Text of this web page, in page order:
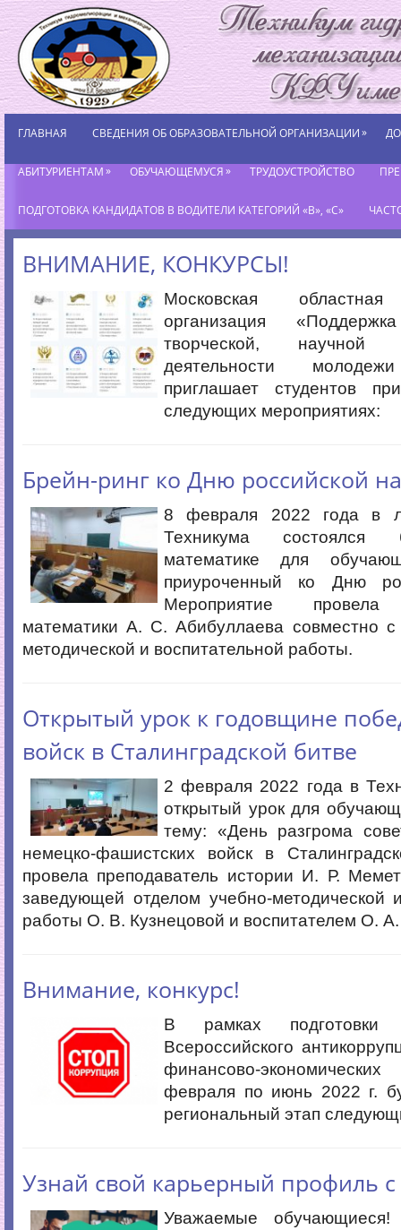
ГЛАВНАЯ СВЕДЕНИЯ ОБ ОБРАЗОВАТЕЛЬНОЙ ОРГАНИЗАЦИИ»
АБИТУРИЕНТАМ» ОБУЧАЮЩЕМУСЯ» ТРУДОУСТРОЙСТВО
ПОДГОТОВКА КАНДИДАТОВ В ВОДИТЕЛИ КАТЕГОРИЙ «В», «С»
ВНИМАНИЕ, КОНКУРСЫ!
Московская областная
организация
творческой, научной
деятельности
приглашает студентов
следующих мероприятиях:
Брейн-ринг ко Дню российской
8 февраля 2022 года в
Техникума состоялся
математике для
приуроченный ко Дню
Мероприятие провела
математики А. С. Абибуллаева совместно с
методической и воспитательной работы.
Открытый урок к годовщине
войск в Сталинградской битве
2 февраля 2022 года в
открытый урок для
тему: «День разгрома
немецко-фашистских войск в
провела преподаватель истории И. Р.
заведующей отделом учебно-методической
работы О. В. Кузнецовой и воспитателем О.
Внимание, конкурс!
В рамках подготовки
Всероссийского
финансово-
февраля по июнь 2022 г.
региональный этап
Узнай свой карьерный профиль с
Уважаемые